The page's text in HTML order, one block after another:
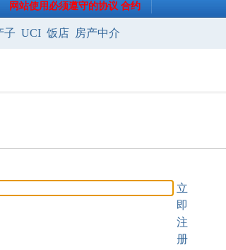
网站使用必须遵守的协议 合约
子 UCI 饭店 房产中介
立
即
注
册